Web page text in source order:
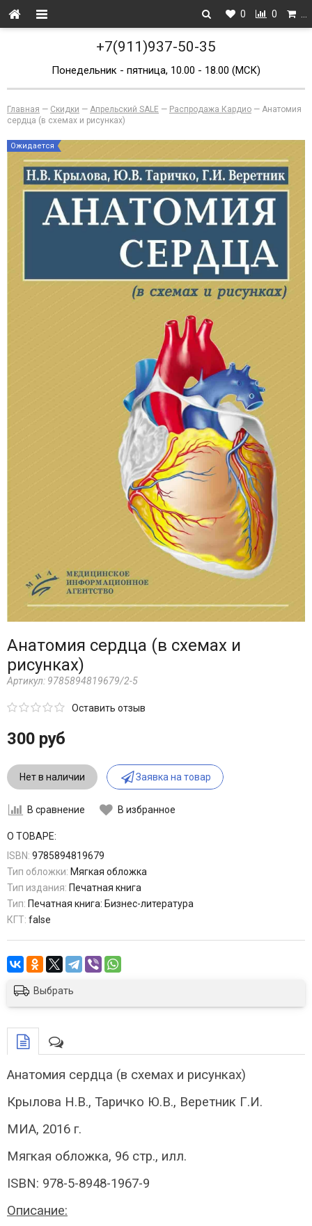
0 0
+7(911)937-50-35
Понедельник - пятница, 10.00 - 18.00 (МСК)
Главная — Скидки — Апрельский SALE — Распродажа Кардио — Анатомия
сердца (в схемах и рисунках)
Ожидается
Анатомия сердца (в схемах и
рисунках)
Артикул: 9785894819679/2-5
Оставить отзыв
300 руб
Нет в наличии Заявка на товар
В сравнение В избранное
О ТОВАРЕ:
ISBN: 9785894819679
Тип обложки: Мягкая обложка
Тип издания: Печатная книга
Тип: Печатная книга: Бизнес-литература
КГТ: false
Выбрать
Анатомия сердца (в схемах и рисунках)
Крылова Н.В., Таричко Ю.В., Веретник Г.И.
МИА, 2016 г.
Мягкая обложка, 96 стр., илл.
ISBN: 978-5-8948-1967-9
Описание: